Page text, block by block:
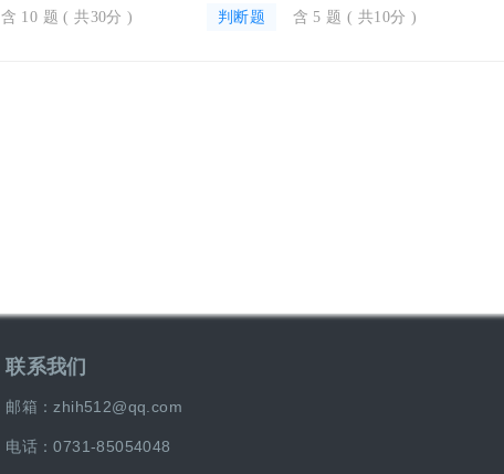
含 10 题 ( 共30分 ) 判断题 含 5 题 ( 共10分 )
联系我们
邮箱：zhih512@qq.com
电话：0731-85054048